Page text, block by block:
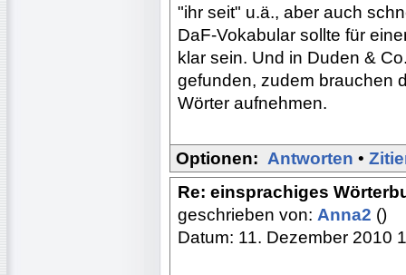
"ihr seit" u.ä., aber auch
DaF-Vokabular sollte für
klar sein. Und in Duden &
gefunden, zudem brauchen
Wörter aufnehmen.
Optionen: Antworten •
Re: einsprachiges
geschrieben von: Anna2 ()
Datum: 11. Dezember 2010